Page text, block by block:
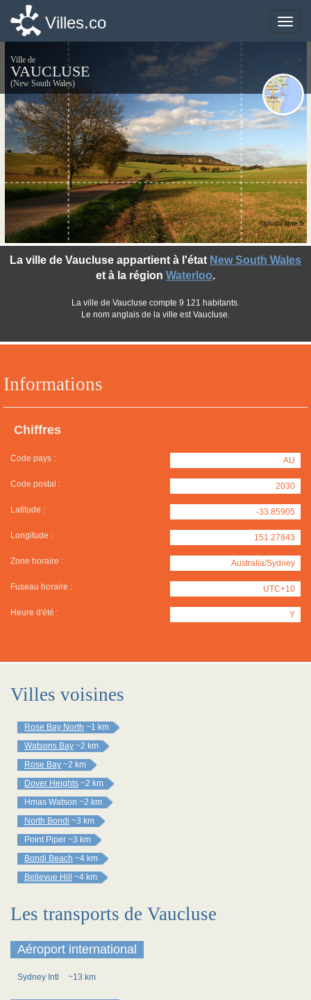
Toggle
Villes.co
Ville de
VAUCLUSE
(New South Wales)
Informations
Chiffres
Code pays : AU
Code postal : 2030
Latitude : -33.85905
Longitude : 151.27843
Zone horaire : Australia/Sydney
Fuseau horaire : UTC+10
Heure d'été : Y
La ville de Vaucluse appartient à l'état New South Wales
et à la région Waterloo.
La ville de Vaucluse compte 9 121 habitants.
Le nom anglais de la ville est Vaucluse.
©photo-libre.fr
Villes voisines
Rose Bay North ~1 km
Watsons Bay ~2 km
Rose Bay ~2 km
Dover Heights ~2 km
Hmas Watson ~2 km
North Bondi ~3 km
Point Piper ~3 km
Bondi Beach ~4 km
Bellevue Hill
~4 km
Les transports de Vaucluse
Aéroport international
Sydney Intl ~13 km
Toggle
Villes.co